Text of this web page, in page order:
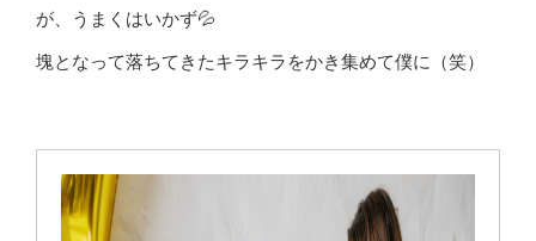
が、うまくはいかず💦
塊となって落ちてきたキラキラをかき集めて僕に（笑）